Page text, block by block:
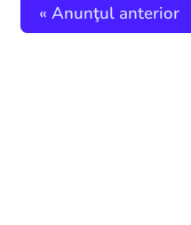
« Anunţul anterior